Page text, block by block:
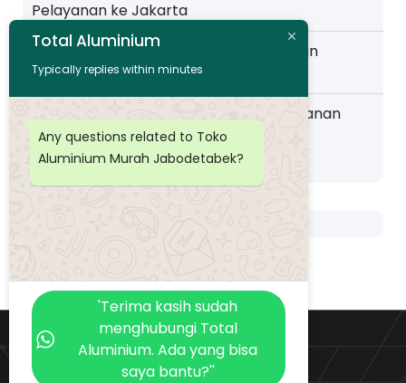
Pelayanan ke Jakarta
Toko Kusen Aluminium Murah Pelayanan
Wilayah Pemalang
Distributor Kusen Aluminium Murah layanan
Wilayah Purwokerto
Total Aluminium
Typically replies within minutes
Any questions related to Toko
Aluminium Murah Jabodetabek?
'Terima kasih sudah
menghubungi Total
Aluminium. Ada yang bisa
saya bantu?''